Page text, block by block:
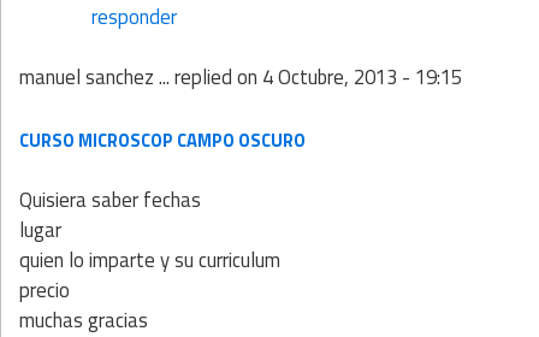
responder
manuel sanchez ...replied on 4 Octubre, 2013 - 19:15
CURSO MICROSCOP CAMPO OSCURO
Quisiera saber fechas
lugar
quien lo imparte y su curriculum
precio
muchas gracias